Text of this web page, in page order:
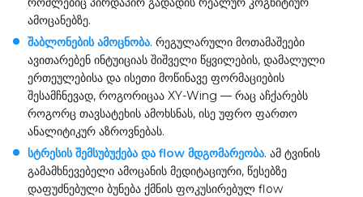
ამოცანებზე.
შაბლონების ამოცნობა. რეგულარული მოთამაშეები
ავითარებენ ინტუიციას შიშველი წყვილების, დამალული
ერთეულებისა და ისეთი მოწინავე ფორმაციების
შესამჩნევად, როგორიცაა XY-Wing — რაც აჩქარებს
როგორც თავსატეხის ამოხსნას, ისე უფრო ფართო
ანალიტიკურ აზროვნებას.
სტრესის შემსუბუქება და flow მდგომარეობა. ამ ტვინის
გამამხნევებელი ამოცანის მედიტაციური, წესებზე
დაფუძნებული ბუნება ქმნის ფოკუსირებულ flow